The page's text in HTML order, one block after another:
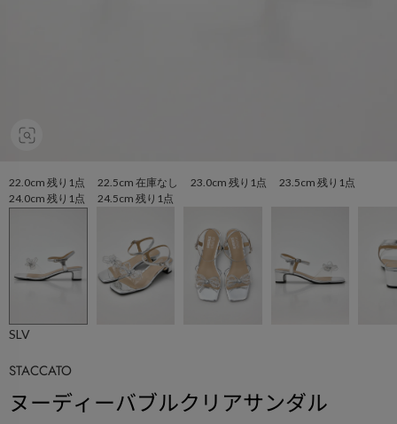
22.0cm 残り1点 22.5cm 在庫なし 23.0cm 残り1点 23.5cm 残り1点
24.0cm 残り1点 24.5cm 残り1点
SLV
STACCATO
ヌーディーバブルクリアサンダル